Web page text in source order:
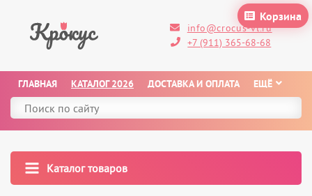
Корзина
info@crocus-vl.ru
+7 (911) 365-68-68
ГЛАВНАЯ КАТАЛОГ 2026 ДОСТАВКА И ОПЛАТА ЕЩЁ
Каталог товаров